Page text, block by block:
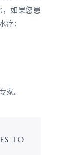
，如果您患
疗：
家。
TO